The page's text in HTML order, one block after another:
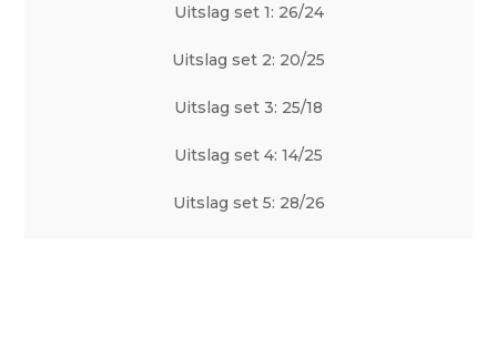
Uitslag set 1: 26/24
Uitslag set 2: 20/25
Uitslag set 3: 25/18
Uitslag set 4: 14/25
Uitslag set 5: 28/26